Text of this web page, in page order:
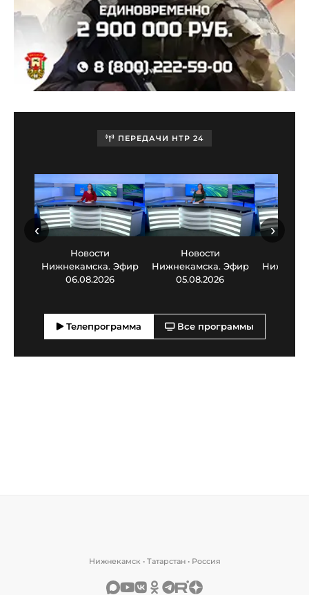
ПЕРЕДАЧИ НТР 24
Новости
Нижнекамска. Эфир
06.08.2026
Новости
Нижнекамска. Эфир
05.08.2026
‹ ›
Телепрограмма Все программы
Нижнекамск • Татарстан • Россия